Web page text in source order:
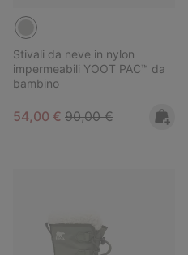
Stivali da neve in nylon
impermeabili YOOT PAC™ da
bambino
Sale price:
54,00 € Regular price:
90,00 €